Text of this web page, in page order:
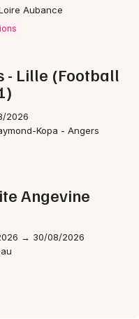
Aubance
- Lille (Football
2026
Kopa - Angers
Angevine
→ 30/08/2026